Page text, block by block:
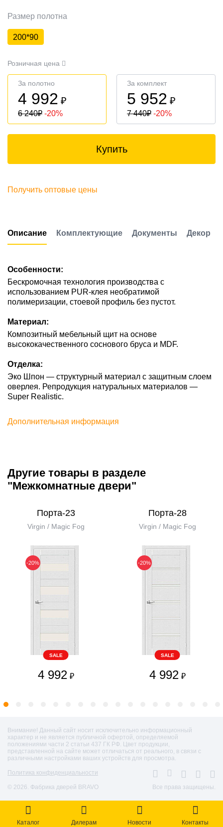
Размер полотна
200*90
Розничная цена
За полотно
4 992 ₽
6 240₽ -20%
За комплект
5 952 ₽
7 440₽ -20%
Купить
Получить оптовые цены
Описание Комплектующие Документы Декор
Особенности:
Бескромочная технология производства с
использованием PUR-клея необратимой
полимеризации, стоевой профиль без пустот.
Материал:
Композитный мебельный щит на основе
высококачественного соснового бруса и MDF.
Отделка:
Эко Шпон — структурный материал с защитным слоем
оверлея. Репродукция натуральных материалов —
Super Realistic.
Дополнительная информация
Другие товары в разделе
"Межкомнатные двери"
Порта-23
Virgin / Magic Fog
-20%
SALE
4 992 ₽
Порта-28
Virgin / Magic Fog
-20%
SALE
4 992 ₽
Внимание! Данный сайт носит исключительно информационный
характер и не является публичной офертой, определяемой
положениями части 2 статьи 437 ГК РФ. Цвет продукции,
представленной на сайте может отличаться от реального, в связи с
различными настройками ваших устройств для просмотра.
Политика конфиденциальности
© 2026. Фабрика дверей BRAVO Все права защищены.
Каталог Дилерам Новости Контакты